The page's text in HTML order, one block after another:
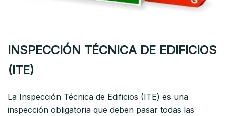
INSPECCIÓN TÉCNICA DE EDIFICIOS
(ITE)
La Inspección Técnica de Edificios (ITE) es una
inspección obligatoria que deben pasar todas las